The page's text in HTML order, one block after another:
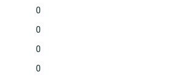
0
0
0
0